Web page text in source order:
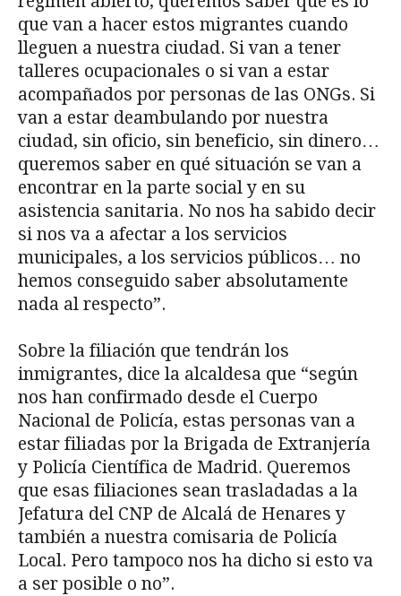
que van a hacer estos migrantes cuando
lleguen a nuestra ciudad. Si van a tener
talleres ocupacionales o si van a estar
acompañados por personas de las ONGs. Si
van a estar deambulando por nuestra
ciudad, sin oficio, sin beneficio, sin dinero…
queremos saber en qué situación se van a
encontrar en la parte social y en su
asistencia sanitaria. No nos ha sabido decir
si nos va a afectar a los servicios
municipales, a los servicios públicos… no
hemos conseguido saber absolutamente
nada al respecto”.
Sobre la filiación que tendrán los
inmigrantes, dice la alcaldesa que “según
nos han confirmado desde el Cuerpo
Nacional de Policía, estas personas van a
estar filiadas por la Brigada de Extranjería
y Policía Científica de Madrid. Queremos
que esas filiaciones sean trasladadas a la
Jefatura del CNP de Alcalá de Henares y
también a nuestra comisaria de Policía
Local. Pero tampoco nos ha dicho si esto va
a ser posible o no”.